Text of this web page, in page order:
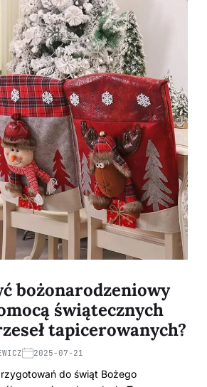
bożonarodzeniowy
świątecznych
tapicerowanych?
2025-07-21
do świąt Bożego